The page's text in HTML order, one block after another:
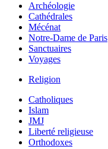
Archéologie
Cathédrales
Mécénat
Notre-Dame de Paris
Sanctuaires
Voyages
Religion
Catholiques
Islam
JMJ
Liberté religieuse
Orthodoxes